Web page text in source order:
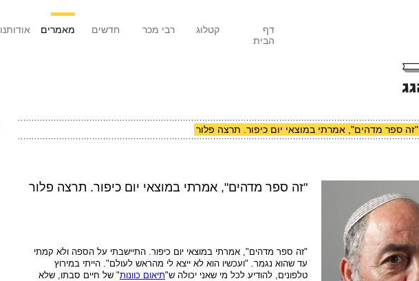
אודותנו מאמרים חדשים רבי מכר קטלוג
דף
הבית
"זה ספר מדהים", אמרתי במוצאי יום כיפור. תרצה פלור
"זה ספר מדהים", אמרתי במוצאי יום כיפור. תרצה פלור
"זה ספר מדהים", אמרתי במוצאי יום כיפור. התיישבתי על הספה ולא קמתי
עד שהוא נגמר. "ועכשיו הוא לא ייצא לי מהראש לעולם". הייתי במירוץ
טלפונים, להודיע לכל מי שאני יכולה ש"תיאום כוונות" של חיים סבתו, שלא